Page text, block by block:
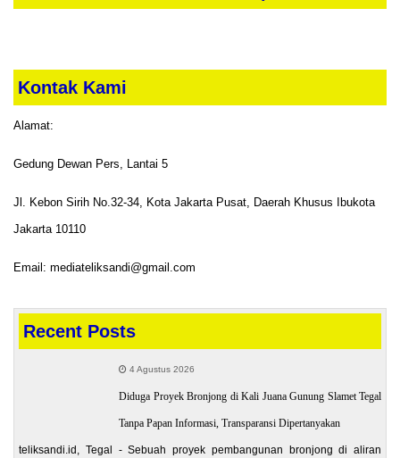
Kontak Kami
Alamat:
Gedung Dewan Pers, Lantai 5
Jl. Kebon Sirih No.32-34, Kota Jakarta Pusat, Daerah Khusus Ibukota
Jakarta 10110
Email: mediateliksandi@gmail.com
Recent Posts
4 Agustus 2026
Diduga Proyek Bronjong di Kali Juana Gunung Slamet Tegal
Tanpa Papan Informasi, Transparansi Dipertanyakan
teliksandi.id, Tegal - Sebuah proyek pembangunan bronjong di aliran